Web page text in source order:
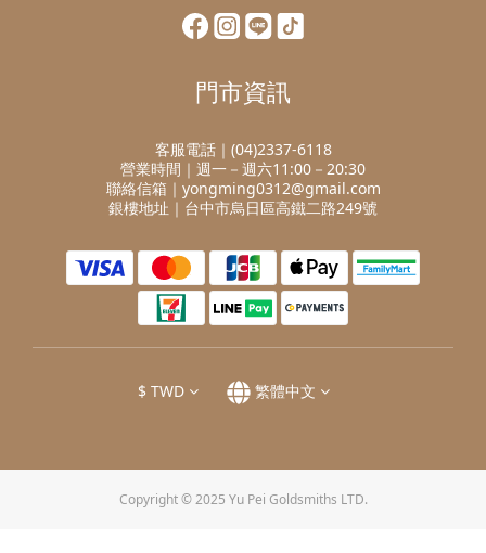
門市資訊
客服電話｜(04)2337-6118
營業時間｜週一－週六11:00－20:30
聯絡信箱｜yongming0312@gmail.com
銀樓地址｜台中市烏日區高鐵二路249號
$ TWD 繁體中文
Copyright © 2025 Yu Pei Goldsmiths LTD.